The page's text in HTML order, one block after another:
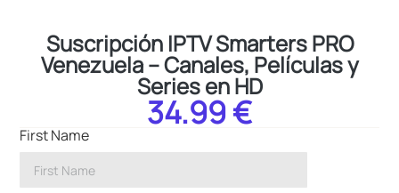
Suscripción IPTV Smarters PRO
Venezuela – Canales, Películas y
Series en HD
34.99 €
First Name